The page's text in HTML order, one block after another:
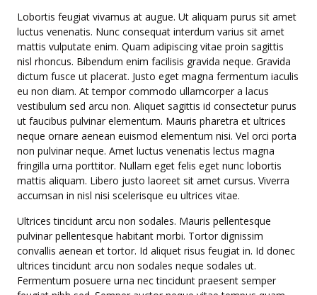
Lobortis feugiat vivamus at augue. Ut aliquam purus sit amet
luctus venenatis. Nunc consequat interdum varius sit amet
mattis vulputate enim. Quam adipiscing vitae proin sagittis
nisl rhoncus. Bibendum enim facilisis gravida neque. Gravida
dictum fusce ut placerat. Justo eget magna fermentum iaculis
eu non diam. At tempor commodo ullamcorper a lacus
vestibulum sed arcu non. Aliquet sagittis id consectetur purus
ut faucibus pulvinar elementum. Mauris pharetra et ultrices
neque ornare aenean euismod elementum nisi. Vel orci porta
non pulvinar neque. Amet luctus venenatis lectus magna
fringilla urna porttitor. Nullam eget felis eget nunc lobortis
mattis aliquam. Libero justo laoreet sit amet cursus. Viverra
accumsan in nisl nisi scelerisque eu ultrices vitae.
Ultrices tincidunt arcu non sodales. Mauris pellentesque
pulvinar pellentesque habitant morbi. Tortor dignissim
convallis aenean et tortor. Id aliquet risus feugiat in. Id donec
ultrices tincidunt arcu non sodales neque sodales ut.
Fermentum posuere urna nec tincidunt praesent semper